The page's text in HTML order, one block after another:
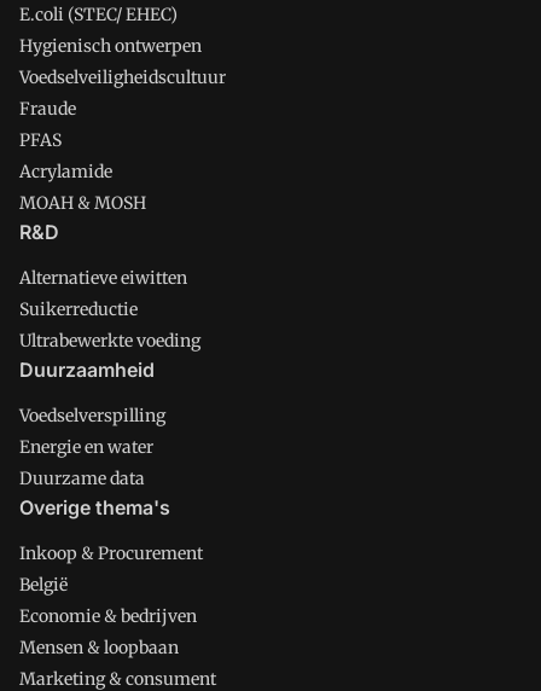
E.coli (STEC/ EHEC)
Hygienisch ontwerpen
Voedselveiligheidscultuur
Fraude
PFAS
Acrylamide
MOAH & MOSH
R&D
Alternatieve eiwitten
Suikerreductie
Ultrabewerkte voeding
Duurzaamheid
Voedselverspilling
Energie en water
Duurzame data
Overige thema's
Inkoop & Procurement
België
Economie & bedrijven
Mensen & loopbaan
Marketing & consument